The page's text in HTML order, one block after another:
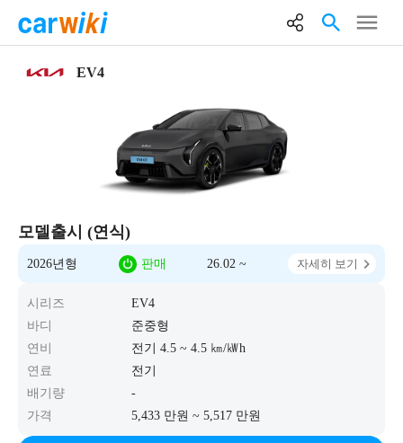
EV4
모델출시 (연식)
2026년형 판매 26.02 ~ 자세히 보기
시리즈
EV4
바디
준중형
연비
전기 4.5 ~ 4.5 ㎞/㎾h
연료
전기
배기량
-
가격
5,433 만원 ~ 5,517 만원